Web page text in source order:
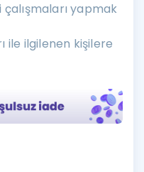
yapmak
ile ilgilenen kişilere